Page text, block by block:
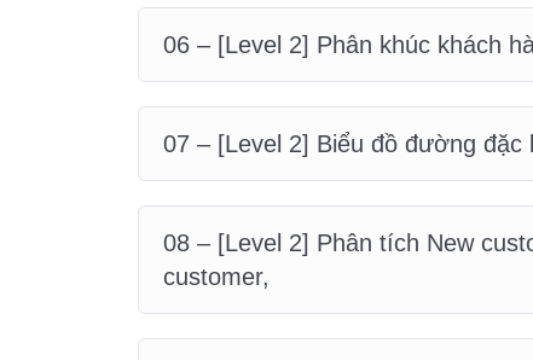
06 – [Level 2] Phân khúc khách
07 – [Level 2] Biểu đồ đường đặc
08 – [Level 2] Phân tích New
customer,